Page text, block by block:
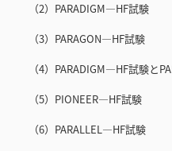
（2）PARADIGM—HF試験
（3）PARAGON—HF試験
（4）PARADIGM—HF試験と
（5）PIONEER—HF試験
（6）PARALLEL—HF試験